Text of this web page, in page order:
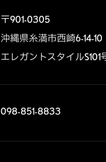
〒901-0305
沖縄県糸満市西崎6-14-10
エレガントスタイルS101
098-851-8833